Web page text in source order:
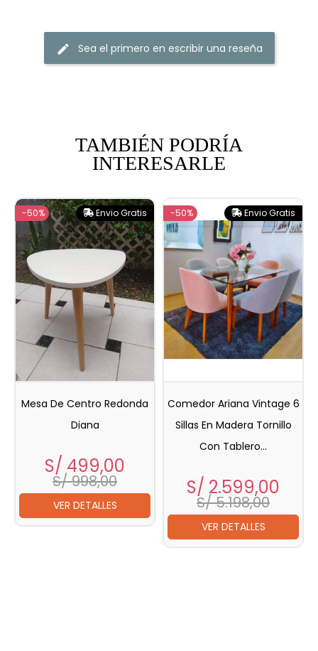
edit Sea el primero en escribir una reseña
TAMBIÉN PODRÍA
INTERESARLE
Envio Gratis
Mesa De Centro Redonda
Diana
Precio
S/ 499,00
S/ 998,00
VER DETALLES
-50% Envio Gratis
Comedor Ariana Vintage 6
Sillas En Madera Tornillo
Con Tablero...
Precio
S/ 2.599,00
S/ 5.198,00
VER DETALLES
-50%